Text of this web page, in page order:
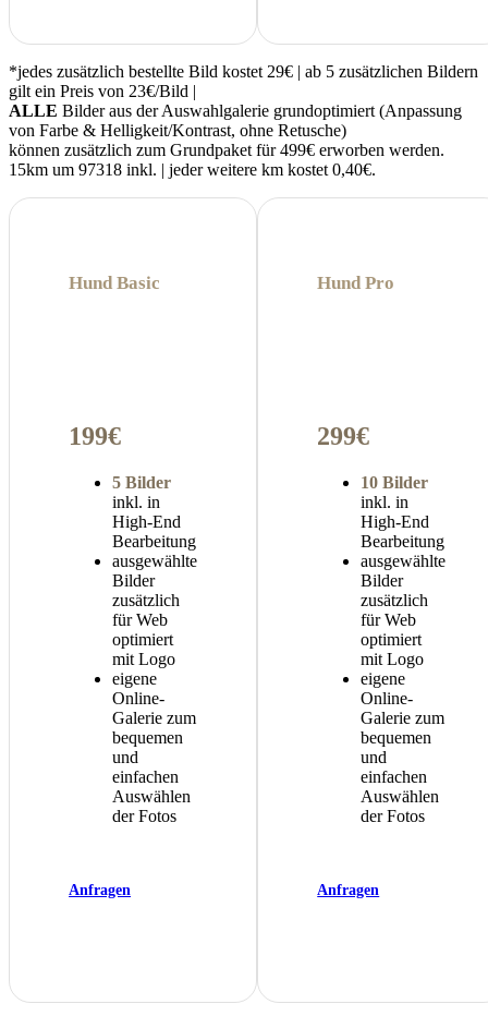
*jedes zusätzlich bestellte Bild kostet 29€ | ab 5 zusätzlichen Bildern
gilt ein Preis von 23€/Bild |
ALLE Bilder aus der Auswahlgalerie grundoptimiert (Anpassung
von Farbe & Helligkeit/Kontrast, ohne Retusche)
können zusätzlich zum Grundpaket für 499€ erworben werden.
15km um 97318 inkl. | jeder weitere km kostet 0,40€.
Hund Basic
199€
5 Bilder
inkl. in
High-End
Bearbeitung
ausgewählte
Bilder
zusätzlich
für Web
optimiert
mit Logo
eigene
Online-
Galerie zum
bequemen
und
einfachen
Auswählen
der Fotos
Anfragen
Hund Pro
299€
10 Bilder
inkl. in
High-End
Bearbeitung
ausgewählte
Bilder
zusätzlich
für Web
optimiert
mit Logo
eigene
Online-
Galerie zum
bequemen
und
einfachen
Auswählen
der Fotos
Anfragen